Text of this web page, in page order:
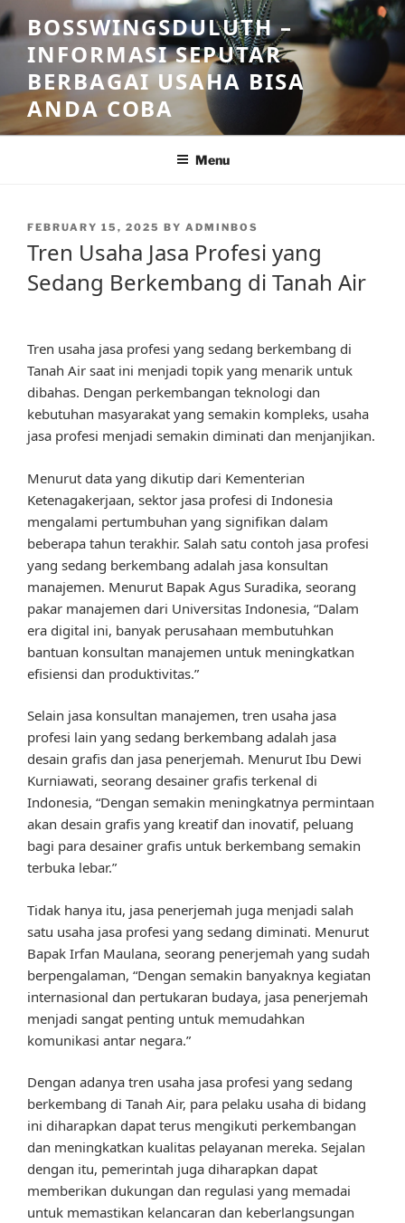
Skip
to
content
BOSSWINGSDULUTH –
INFORMASI SEPUTAR
BERBAGAI USAHA BISA
ANDA COBA
Menu
POSTED
FEBRUARY 15, 2025 BY ADMINBOS
Tren Usaha Jasa Profesi yang
Sedang Berkembang di Tanah Air
Tren usaha jasa profesi yang sedang berkembang di
Tanah Air saat ini menjadi topik yang menarik untuk
dibahas. Dengan perkembangan teknologi dan
kebutuhan masyarakat yang semakin kompleks, usaha
jasa profesi menjadi semakin diminati dan menjanjikan.
Menurut data yang dikutip dari Kementerian
Ketenagakerjaan, sektor jasa profesi di Indonesia
mengalami pertumbuhan yang signifikan dalam
beberapa tahun terakhir. Salah satu contoh jasa profesi
yang sedang berkembang adalah jasa konsultan
manajemen. Menurut Bapak Agus Suradika, seorang
pakar manajemen dari Universitas Indonesia, “Dalam
era digital ini, banyak perusahaan membutuhkan
bantuan konsultan manajemen untuk meningkatkan
efisiensi dan produktivitas.”
Selain jasa konsultan manajemen, tren usaha jasa
profesi lain yang sedang berkembang adalah jasa
desain grafis dan jasa penerjemah. Menurut Ibu Dewi
Kurniawati, seorang desainer grafis terkenal di
Indonesia, “Dengan semakin meningkatnya permintaan
akan desain grafis yang kreatif dan inovatif, peluang
bagi para desainer grafis untuk berkembang semakin
terbuka lebar.”
Tidak hanya itu, jasa penerjemah juga menjadi salah
satu usaha jasa profesi yang sedang diminati. Menurut
Bapak Irfan Maulana, seorang penerjemah yang sudah
berpengalaman, “Dengan semakin banyaknya kegiatan
internasional dan pertukaran budaya, jasa penerjemah
menjadi sangat penting untuk memudahkan
komunikasi antar negara.”
Dengan adanya tren usaha jasa profesi yang sedang
berkembang di Tanah Air, para pelaku usaha di bidang
ini diharapkan dapat terus mengikuti perkembangan
dan meningkatkan kualitas pelayanan mereka. Sejalan
dengan itu, pemerintah juga diharapkan dapat
memberikan dukungan dan regulasi yang memadai
untuk memastikan kelancaran dan keberlangsungan